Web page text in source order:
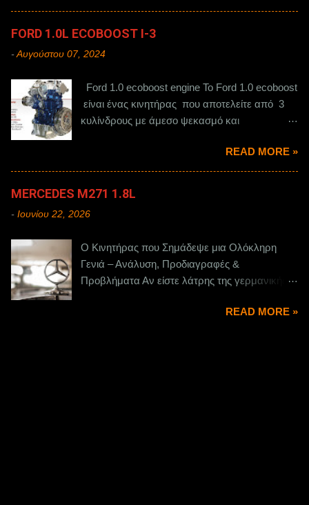
FORD 1.0L ECOBOOST Ι-3
- Αυγούστου 07, 2024
Ford 1.0 ecoboost engine Το Ford 1.0 ecoboost
είναι ένας κινητήρας που αποτελείτε από 3
κυλίνδρους με άμεσο ψεκασμό και
READ MORE »
MERCEDES M271 1.8L
- Ιουνίου 22, 2026
Ο Κινητήρας που Σημάδεψε μια Ολόκληρη
Γενιά – Ανάλυση, Προδιαγραφές &
Προβλήματα Αν είστε λάτρης της γερμανικής
της δεκαετίας του 2000 και 2010, τότε το όνομα
READ MORE »